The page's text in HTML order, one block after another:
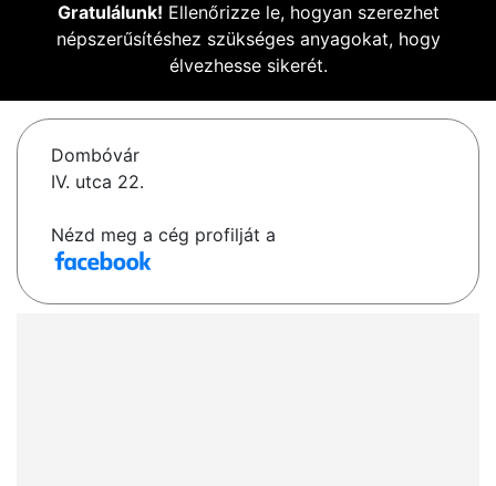
Gratulálunk! Ellenőrizze le, hogyan szerezhet
népszerűsítéshez szükséges anyagokat, hogy
élvezhesse sikerét.
Dombóvár
IV. utca 22.
Nézd meg a cég profilját a